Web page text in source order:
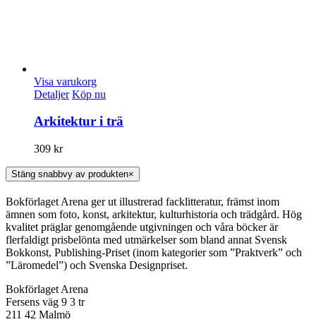
Visa varukorg
Detaljer Köp nu
Arkitektur i trä
309 kr
Stäng snabbvy av produkten×
Bokförlaget Arena ger ut illustrerad facklitteratur, främst inom
ämnen som foto, konst, arkitektur, kulturhistoria och trädgård. Hög
kvalitet präglar genomgående utgivningen och våra böcker är
flerfaldigt prisbelönta med utmärkelser som bland annat Svensk
Bokkonst, Publishing-Priset (inom kategorier som ”Praktverk” och
”Läromedel”) och Svenska Designpriset.
Bokförlaget Arena
Fersens väg 9 3 tr
211 42 Malmö